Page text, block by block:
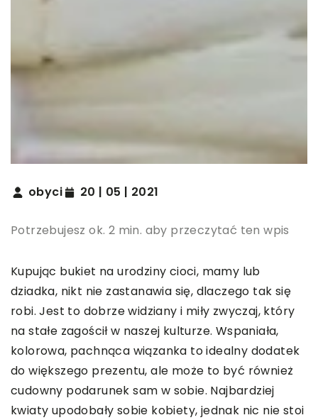
obyci 20 | 05 | 2021
Potrzebujesz ok. 2 min. aby przeczytać ten wpis
Kupując bukiet na urodziny cioci, mamy lub
dziadka, nikt nie zastanawia się, dlaczego tak się
robi. Jest to dobrze widziany i miły zwyczaj, który
na stałe zagościł w naszej kulturze. Wspaniała,
kolorowa, pachnąca wiązanka to idealny dodatek
do większego prezentu, ale może to być również
cudowny podarunek sam w sobie. Najbardziej
kwiaty upodobały sobie kobiety, jednak nic nie stoi